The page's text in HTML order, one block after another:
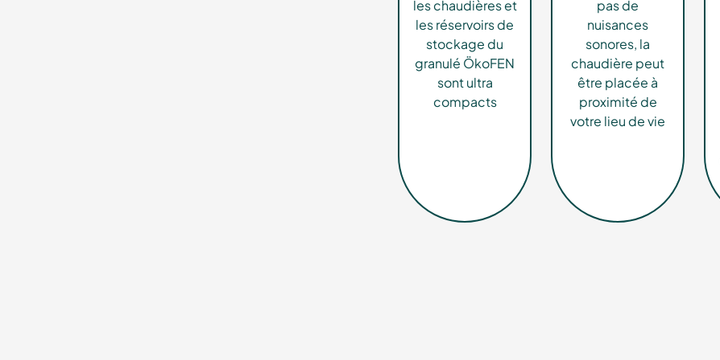
les chaudières et
les réservoirs de
stockage du
granulé ÖkoFEN
sont ultra
compacts
pas de
nuisances
sonores, la
chaudière peut
être placée à
proximité de
votre lieu de vie